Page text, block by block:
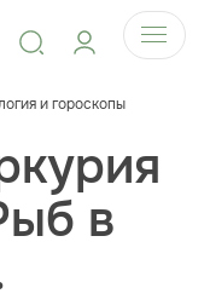
и гороскопы
в